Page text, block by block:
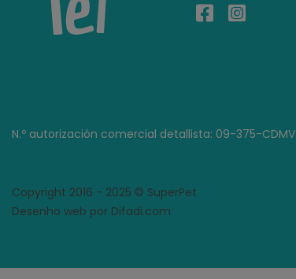
N.º autorización comercial detallista: 09-375-CDMV
Copyright 2016 - 2025 © SuperPet
Desenho web por Difadi.com